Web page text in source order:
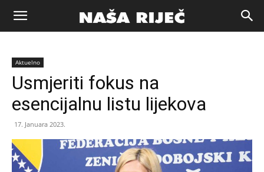
Naša
riječ
Aktuelno
Usmjeriti fokus na
esencijalnu listu lijekova
17. Januara 2023.